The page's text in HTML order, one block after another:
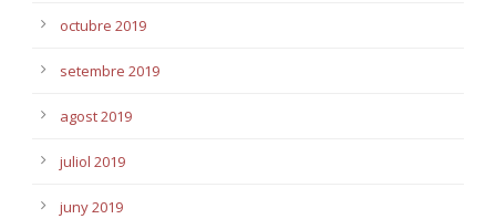
octubre 2019
setembre 2019
agost 2019
juliol 2019
juny 2019